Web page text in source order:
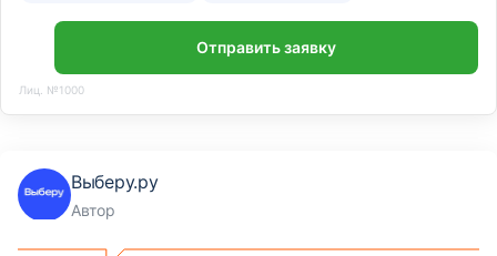
Отправить заявку
Лиц. №1000
Выберу.ру
Автор